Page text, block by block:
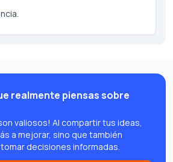
realmente piensas sobre
valiosos! Al compartir tus ideas,
a mejorar, sino que también
decisiones informadas.